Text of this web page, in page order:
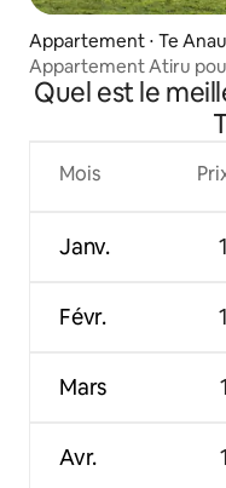
Appartement ⋅ Te Anau
Appartement Atiru
Quel est le
Mois
Janv.
Févr.
Mars
Avr.